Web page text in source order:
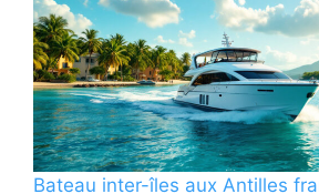
Bateau inter-îles aux Antilles